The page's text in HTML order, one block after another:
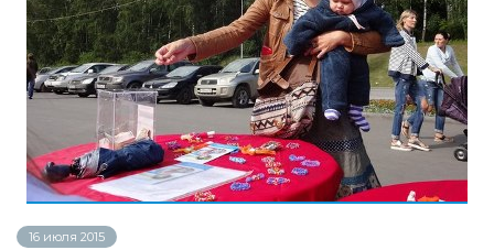
16 июля 2015